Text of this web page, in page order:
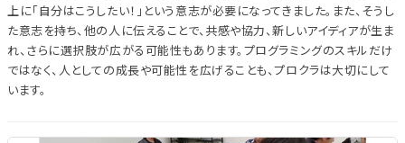
上に「自分はこうしたい！」という意志が必要になってきました。また、そうし
た意志を持ち、他の人に伝えることで、共感や協力、新しいアイディアが生ま
れ、さらに選択肢が広がる可能性もあります。プログラミングのスキルだけ
ではなく、人としての成長や可能性を広げることも、プロクラは大切にして
います。